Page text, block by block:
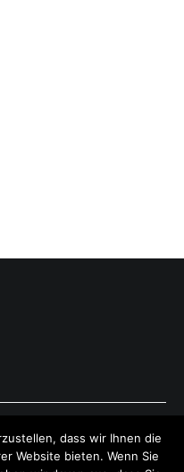
. All rights reserved.
byWordPress .
dass wir Ihnen die
Website bieten. Wenn Sie